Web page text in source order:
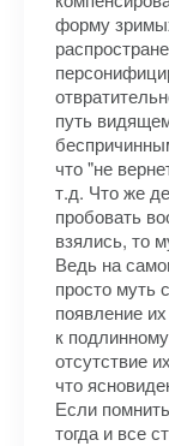
форму
путь
что "не
т.д. Что же
пробовать
взялись, то
Ведь на
просто муть
появление
к
отсутствие
что
Если
тогда и все